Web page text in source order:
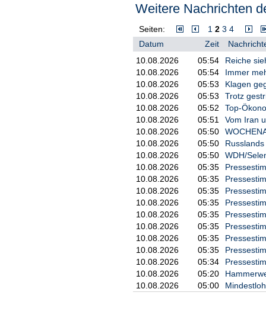
Swiss Resource Capital AG
Jochen Staiger & Marc Ollinger
info@resource-capital.ch
www.resource-capital.ch
Die Ausgangssprache (in der
autorisierte und rechtsgültige
Die deutschsprachige Fassung
oder Haftung für den Inhalt, die
Übersetzung übernommen. Aus
Verkaufsempfehlung dar! Bitte
www.sec.gov, www.asx.com.au/
Die englische Originalmeldung
https://www.irw-press.at/
Die übersetzte Meldung finden
https://www.irw-press.at/
<p><b>NEWSLETTER
Aktuelle Pressemeldungen
http://www.irw-press.com/
Mitteilung übermittelt durch
Kostenloser Abdruck mit
Weitere Nachrichten
Seiten: 1 2 3 4
Datum
Zeit
10.08.2026
05:54
Reiche
10.08.2026
05:54
Immer
10.08.2026
05:53
Klagen
10.08.2026
05:53
Trotz
10.08.2026
05:52
Top-
10.08.2026
05:51
Vom Iran
10.08.2026
05:50
10.08.2026
05:50
10.08.2026
05:50
WDH/
10.08.2026
05:35
10.08.2026
05:35
10.08.2026
05:35
10.08.2026
05:35
10.08.2026
05:35
10.08.2026
05:35
10.08.2026
05:35
10.08.2026
05:35
10.08.2026
05:34
10.08.2026
05:20
10.08.2026
05:00